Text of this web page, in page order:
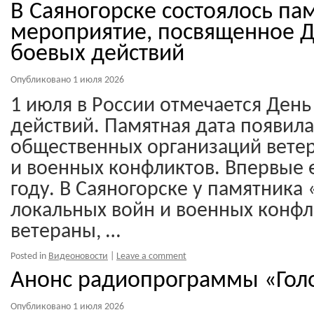
В Саяногорске состоялось
мероприятие, посвященное
боевых действий
Опубликовано 1 июля 2026
1 июля в России отмечается
действий. Памятная дата
общественных организаций
и военных конфликтов. Впервые
году. В Саяногорске у памятника
локальных войн и военных
ветераны, …
Posted in Видеоновости Leave a comment
Анонс радиопрограммы
Опубликовано 1 июля 2026